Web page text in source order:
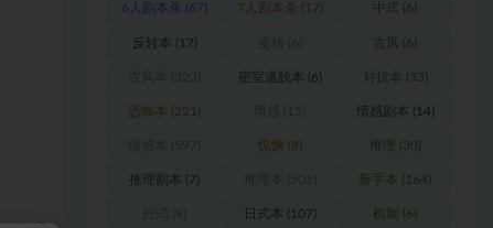
6人剧本杀 (67) 7人剧本杀 (17) 中式 (6)
反转本 (17) 古风 (6)
密室逃脱本 (6) 对抗本 (33)
恐怖本 (221) 情感剧本 (14)
惊悚 (8) 推理 (30)
推理剧本 (7) 新手本 (164)
日式本 (107) 机制 (6)